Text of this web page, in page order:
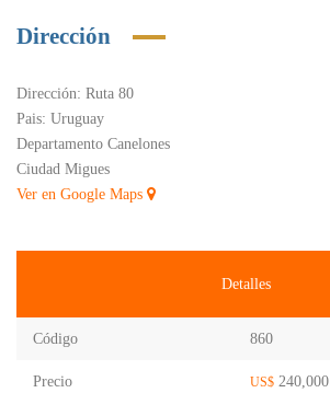
Dirección
Dirección: Ruta 80
Pais: Uruguay
Departamento Canelones
Ciudad Migues
Ver en Google Maps
Detalles
Código 860
Precio US$ 240,000